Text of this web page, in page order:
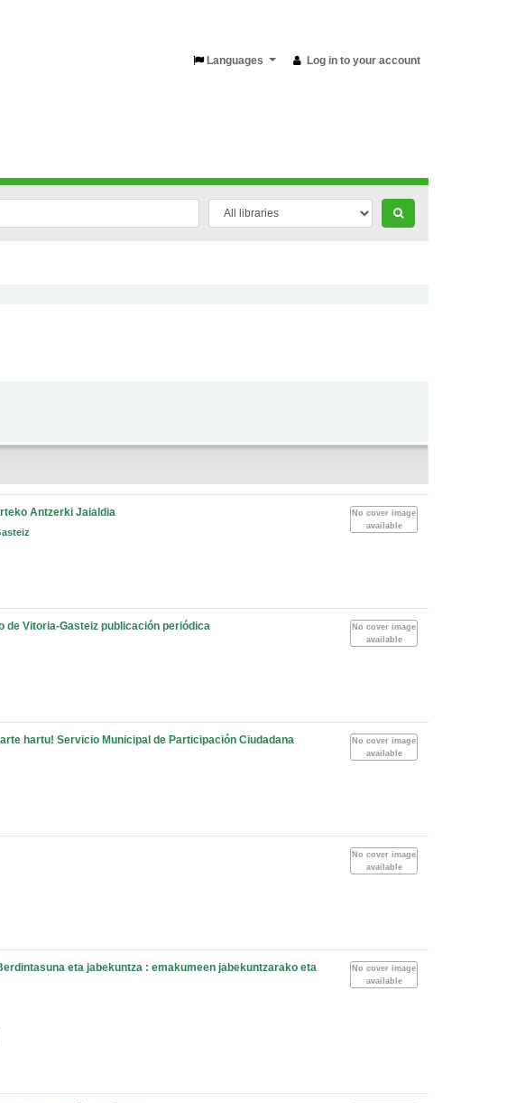
Languages Log in to your account
No cover image
available
Antzerki Jaialdia
No cover image
available
de Vitoria-Gasteiz publicación periódica
No cover image
available
hartu! Servicio Municipal de Participación Ciudadana
No cover image
available
No cover image
available
eta jabekuntza : emakumeen jabekuntzarako eta